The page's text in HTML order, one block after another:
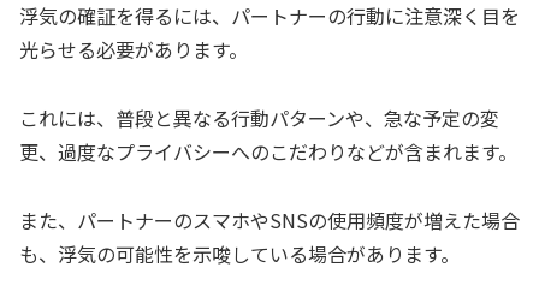
浮気の確証を得るには、パートナーの行動に注意深く目を
光らせる必要があります。
これには、普段と異なる行動パターンや、急な予定の変
更、過度なプライバシーへのこだわりなどが含まれます。
また、パートナーのスマホやSNSの使用頻度が増えた場合
も、浮気の可能性を示唆している場合があります。